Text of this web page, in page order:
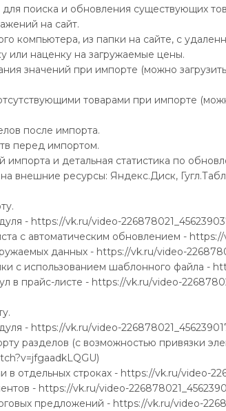
поиска и обновления существующих
на сайт.
компьютера, из папки на сайте, с
или наценку на загружаемые цены.
значений при импорте (можно
товарами при импорте
после импорта.
перед импортом.
импорта и детальная статистика по
внешние ресурсы: Яндекс.Диск,
- https://vk.ru/video-
с автоматическим обновлением -
данных - https://vk.ru/video-
с использованием шаблонного файла -
в прайс-листе - https://vk.ru/video-
- https://vk.ru/video-
разделов (с возможностью привязки
в отдельных строках - https://vk.ru/video-
- https://vk.ru/video-
предложений - https://vk.ru/video-